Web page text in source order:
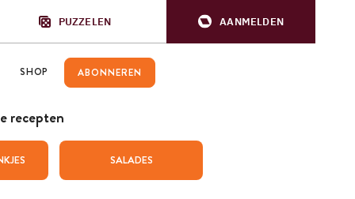
PUZZELEN AANMELDEN
SHOP ABONNEREN
recepten
SALADES